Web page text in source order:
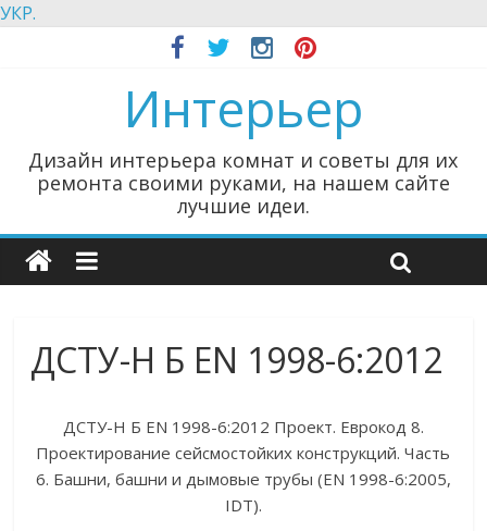
УКР.
Интерьер
Дизайн интерьера комнат и советы для их
ремонта своими руками, на нашем сайте
лучшие идеи.
ДСТУ-Н Б EN 1998-6:2012
ДСТУ-Н Б EN 1998-6:2012 Проект. Еврокод 8.
Проектирование сейсмостойких конструкций. Часть
6. Башни, башни и дымовые трубы (EN 1998-6:2005,
IDT).